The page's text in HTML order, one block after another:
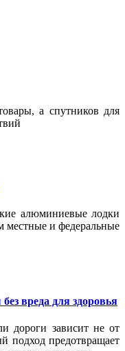
а спутников для
алюминиевые лодки
местные и федеральные
вреда для здоровья
дороги зависит не от
подход предотвращает